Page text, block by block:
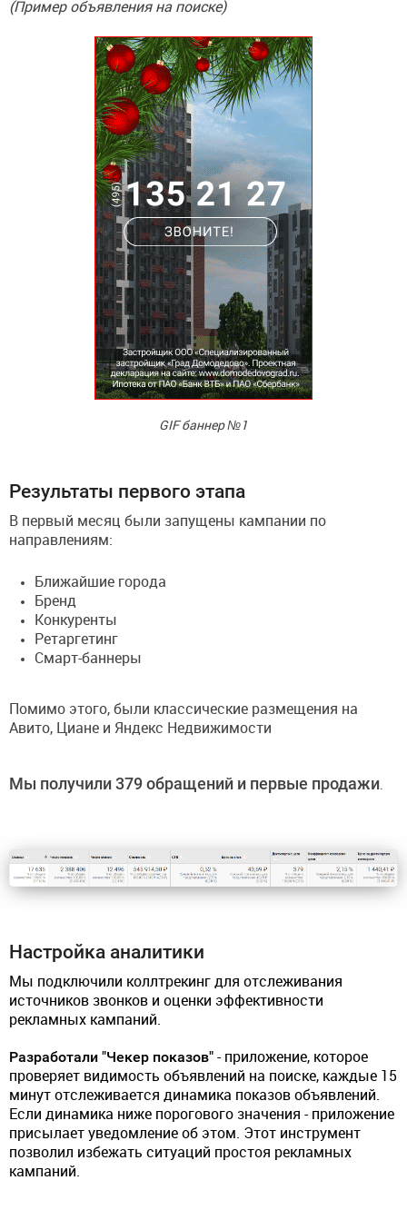
(Пример объявления на поиске)
GIF баннер №1
Результаты первого этапа
В первый месяц были запущены кампании по
направлениям:
Ближайшие города
Бренд
Конкуренты
Ретаргетинг
Смарт-баннеры
Помимо этого, были классические размещения на
Авито, Циане и Яндекс Недвижимости
Мы получили 379 обращений и первые продажи.
Настройка аналитики
Мы подключили коллтрекинг для отслеживания
источников звонков и оценки эффективности
рекламных кампаний.
Разработали "Чекер показов" - приложение, которое
проверяет видимость объявлений на поиске, каждые 15
минут отслеживается динамика показов объявлений.
Если динамика ниже порогового значения - приложение
присылает уведомление об этом. Этот инструмент
позволил избежать ситуаций простоя рекламных
кампаний.